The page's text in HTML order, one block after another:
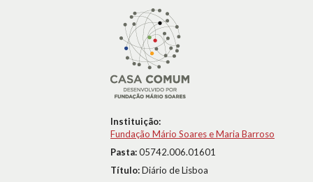
Instituição:
Fundação Mário Soares e Maria Barroso
Pasta:05742.006.01601
Título:Diário de Lisboa